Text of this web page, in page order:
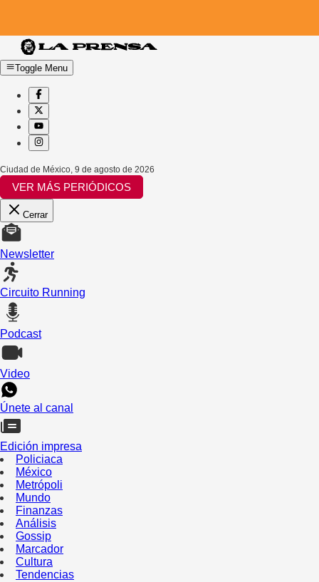
Toggle Menu
Ciudad de México 9 de agosto de 2026
VER MÁS PERIÓDICOS
Cerrar
Newsletter
Circuito Running
Podcast
Video
Únete al canal
Edición impresa
Policiaca
México
Metrópoli
Mundo
Finanzas
Análisis
Gossip
Marcador
Cultura
Tendencias